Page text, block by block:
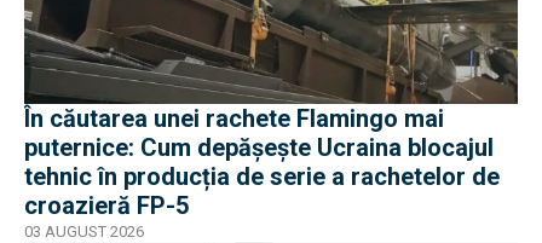
În căutarea unei rachete Flamingo mai
puternice: Cum depășește Ucraina blocajul
tehnic în producția de serie a rachetelor de
croazieră FP-5
03 AUGUST 2026